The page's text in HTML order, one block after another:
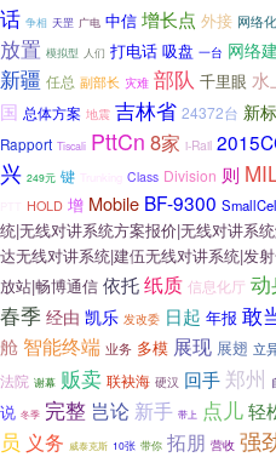
话 争相 天罡 广电 中信 增长点 外接 网络化
放置 模拟型 人们 打电话 吸盘 一台 网络
新疆 任总 副部长 灾难 部队 千里眼 水
国 总体方案 地震 吉林省 24372台 新
Rapport Tiscali PttCn 8家 i-Rail
兴 249元 键 Trunking Class Division 则
HOLD 增 Mobile BF-9300
统|无线对讲系统方案报价|无线对讲系
达无线对讲系统|建伍无线对讲系统|发
放站|畅博通信 依托纸质 信息化厅 动
春季 经由 凯乐 发改委 日起 年报 敢
舱 智能终端 业务 多模 展现 展翅 立
法院 谢幕 贩卖 联袂海 硬汉 回手 郑州
说 冬季 完整 岂论 新手 带上 点儿轻
员 义务 威泰克斯 10张 带你 拓朋 营收 强